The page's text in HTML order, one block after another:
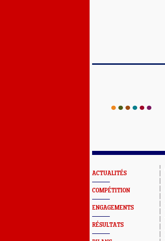
ACTUALITÉS
COMPÉTITION
ENGAGEMENTS
RÉSULTATS